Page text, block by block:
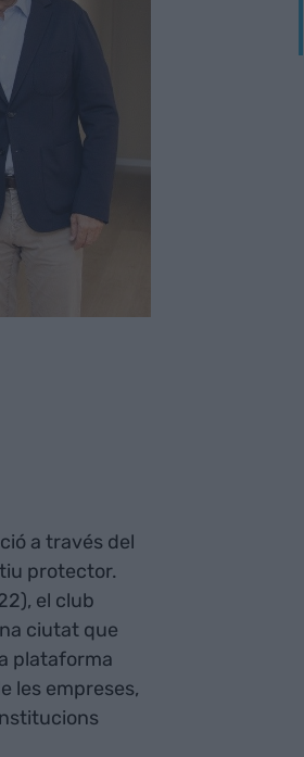
a través del
protector.
el club
ciutat que
plataforma
les empreses,